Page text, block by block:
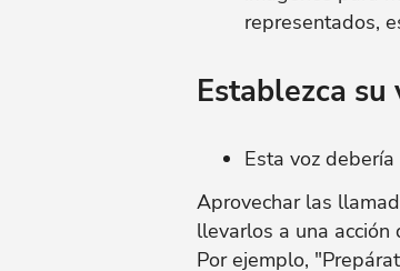
representados,
Establezca
Esta voz
Aprovechar las
llevarlos a una
Por ejemplo,